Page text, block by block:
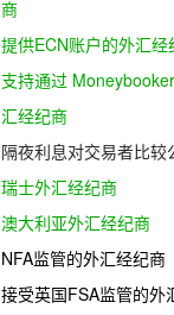
商
提供ECN账户的外汇经
支持通过
汇经纪商
隔夜利息对交易者比
瑞士外汇经纪商
澳大利亚外汇经纪商
NFA监管的外汇经纪商
接受英国FSA监管的外